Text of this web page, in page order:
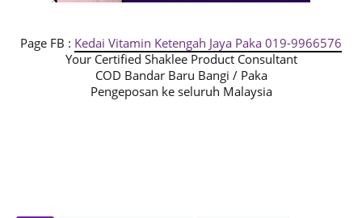
Page FB : Kedai Vitamin Ketengah Jaya Paka 019-9966576
Your Certified Shaklee Product Consultant
COD Bandar Baru Bangi / Paka
Pengeposan ke seluruh Malaysia